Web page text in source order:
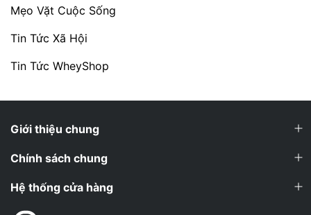
Mẹo Vặt Cuộc Sống
Tin Tức Xã Hội
Tin Tức WheyShop
Giới thiệu chung
Chính sách chung
Hệ thống cửa hàng